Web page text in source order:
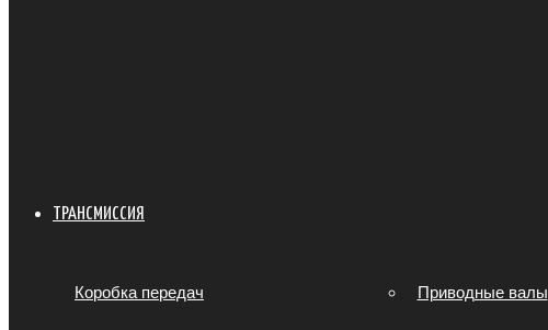
ТРАНСМИССИЯ
Коробка передач Приводные валы